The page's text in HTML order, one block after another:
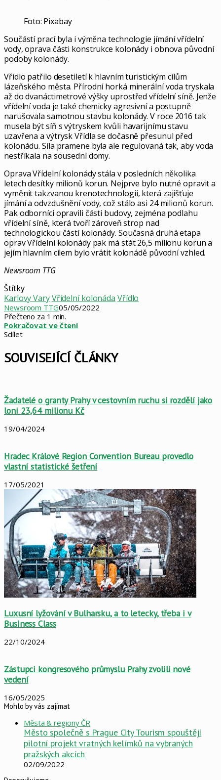
Foto: Pixabay
Součástí prací byla i výměna technologie jímání vřídelní
vody, oprava části konstrukce kolonády i obnova původní
podoby kolonády.
Vřídlo patřilo desetiletí k hlavním turistickým cílům
lázeňského města. Přírodní horká minerální voda tryskala
až do dvanáctimetrové výšky uprostřed vřídelní síně. Jenže
vřídelní voda je také chemicky agresivní a postupně
narušovala samotnou stavbu kolonády. V roce 2016 tak
musela být síň s výtryskem kvůli havarijnímu stavu
uzavřena a výtrysk Vřídla se dočasně přesunul před
kolonádu. Síla pramene byla ale regulovaná tak, aby voda
nestříkala na sousední domy.
Oprava Vřídelní kolonády stála v posledních několika
letech desítky milionů korun. Nejprve bylo nutné opravit a
vyměnit takzvanou krenotechnologii, která zajišťuje
jímání a odvzdušnění vody, což stálo asi 24 milionů korun.
Pak odborníci opravili části budovy, zejména podlahu
vřídelní síně, která tvoří zároveň strop nad
technologickou částí kolonády. Současná druhá etapa
oprav Vřídelní kolonády pak má stát 26,5 milionu korun a
jejím hlavním cílem bylo vrátit kolonádě původní vzhled.
Newsroom TTG
Štítky
Karlovy VaryVřídelní kolonáda Vřídlo
Newsroom TTG05/05/2022
Přečteno za 1 min.
Pokračovat ve čtení
Sdílet
mailem
SOUVISEJÍCÍ ČLÁNKY
Žadatelé o granty Prahy v cestovním ruchu si rozdělí jako
loni 23,64 milionu Kč
19/04/2024
Hradec Králové Region Convention Bureau provedlo
vlastní statistické šetření
17/05/2021
Luxusní lyžování v Bulharsku, a to letecky, třeba i v
Business Class
22/10/2024
Zástupci kongresového průmyslu Prahy zvolili nové
vedení
16/05/2025
Mohlo by vás zajímat
Města & regiony ČR
Město společně s Prague City Tourism spouštějí
pilotní projekt vratných kelímků na vybraných
pražských akcích
02/09/2022